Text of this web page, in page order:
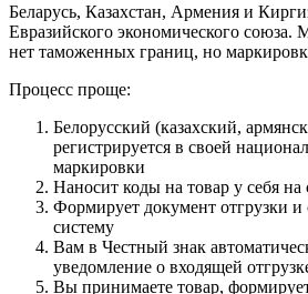
Беларусь, Казахстан, Армения и
Евразийского экономического союза.
нет таможенных границ, но
Процесс проще:
Белорусский (казахский,
регистрируется в своей
маркировки
Наносит коды на товар у себя на
Формирует документ отгрузки и
систему
Вам в Честный знак
уведомление о входящей
Вы принимаете товар,